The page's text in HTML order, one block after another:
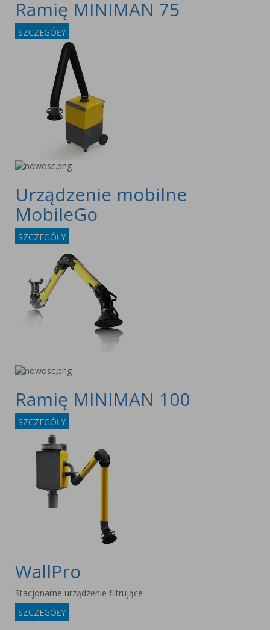
Ramię MINIMAN 75
SZCZEGÓŁY
Urządzenie mobilne
MobileGo
SZCZEGÓŁY
Ramię MINIMAN 100
SZCZEGÓŁY
WallPro
Stacjonarne urządzenie filtrujące
SZCZEGÓŁY